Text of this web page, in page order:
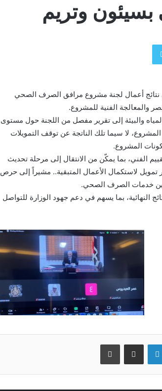
وتريم
تويتر
نتائج أعمال لجنة مشروع مرافق الصرف الصحي
والمعالجة الفنية للمشروع.
والبيئة إلى تقرير مفصل من اللجنة حول مستوى
لا سيما تلك الناتجة عن توقف التمويلات
المشروع.
الفني، بما يمكّن من الانتقال إلى مرحلة تحديث
تمويل لاستكمال الأعمال المتبقية.. مشيراً إلى حرص
خدمات الصرف الصحي.
النهائية، بما يسهم في دعم جهود الوزارة للتواصل
لينكدإن مشاركة عبر البريد طباعة